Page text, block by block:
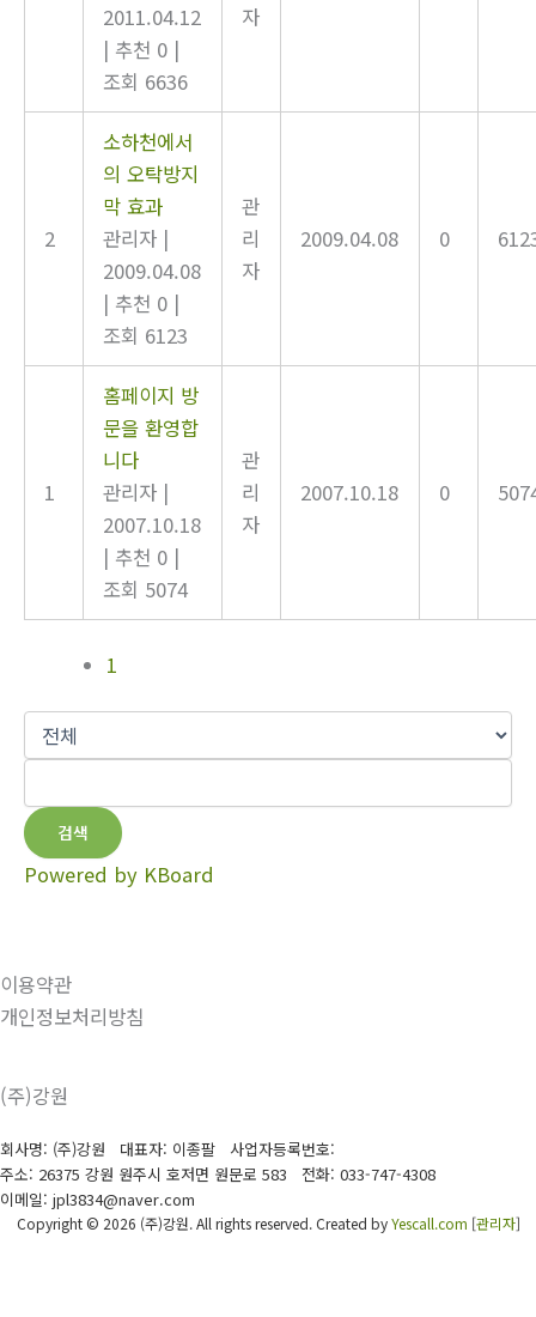
2011.04.12
| 추천 0 |
조회 6636
자
2
소하천에서
의 오탁방지
막 효과
관리자 |
2009.04.08
| 추천 0 |
조회 6123
관
리
자
2009.04.08 0
1
홈페이지 방
문을 환영합
니다
관리자 |
2007.10.18
| 추천 0 |
조회 5074
관
리
자
2007.10.18 0
1
검색
Powered by KBoard
이용약관
개인정보처리방침
(주)강원
회사명: (주)강원 대표자: 이종팔 사업자등록번호:
주소: 26375 강원 원주시 호저면 원문로 583 전화: 033-747-4308
이메일: jpl3834@naver.com
Copyright © 2026 (주)강원. All rights reserved.Created byYescall.com [관리자]